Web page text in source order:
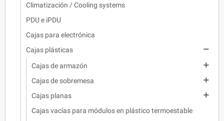
Climatización / Cooling systems
PDU e iPDU
Cajas para electrónica
Cajas plásticas

Cajas de armazón

Cajas de sobremesa

Cajas planas

Cajas vacías para módulos en plástico termoestable